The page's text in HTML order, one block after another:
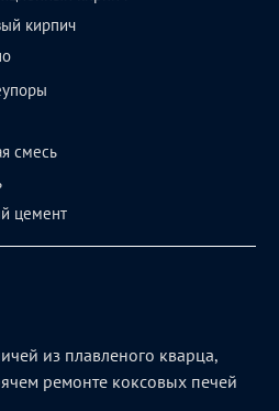
кирпич
смесь
цемент
из плавленого кварца,
ремонте коксовых печей